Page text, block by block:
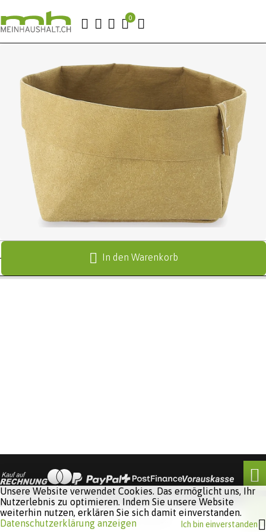
In den Warenkorb
Software:
Unsere Website verwendet Cookies. Das ermöglicht uns, Ihr
Nutzerlebnis zu optimieren. Indem Sie unsere Website
weiterhin nutzen, erklären Sie sich damit einverstanden.
Datenschutzerklärung anzeigen
Ich bin einverstanden